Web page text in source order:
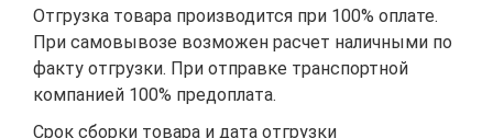
Отгрузка товара производится при 100% оплате.
При самовывозе возможен расчет наличными по
факту отгрузки. При отправке транспортной
компанией 100% предоплата.
Срок сборки товара и дата отгрузки